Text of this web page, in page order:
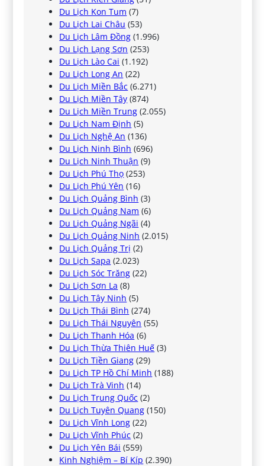
Du Lịch Kon Tum (7)
Du Lịch Lai Châu (53)
Du Lịch Lâm Đồng (1.996)
Du Lịch Lạng Sơn (253)
Du Lịch Lào Cai (1.192)
Du Lịch Long An (22)
Du Lịch Miền Bắc (6.271)
Du Lịch Miền Tây (874)
Du Lịch Miền Trung (2.055)
Du Lịch Nam Định (5)
Du Lịch Nghệ An (136)
Du Lịch Ninh Bình (696)
Du Lịch Ninh Thuận (9)
Du Lịch Phú Thọ (253)
Du Lịch Phú Yên (16)
Du Lịch Quảng Bình (3)
Du Lịch Quảng Nam (6)
Du Lịch Quảng Ngãi (4)
Du Lịch Quảng Ninh (2.015)
Du Lịch Quảng Trị (2)
Du Lịch Sapa (2.023)
Du Lịch Sóc Trăng (22)
Du Lịch Sơn La (8)
Du Lịch Tây Ninh (5)
Du Lịch Thái Bình (274)
Du Lịch Thái Nguyên (55)
Du Lịch Thanh Hóa (6)
Du Lịch Thừa Thiên Huế (3)
Du Lịch Tiền Giang (29)
Du Lịch TP Hồ Chí Minh (188)
Du Lịch Trà Vinh (14)
Du Lịch Trung Quốc (2)
Du Lịch Tuyên Quang (150)
Du Lịch Vĩnh Long (22)
Du Lịch Vĩnh Phúc (2)
Du Lịch Yên Bái (559)
Kinh Nghiệm – Bí Kíp (2.390)